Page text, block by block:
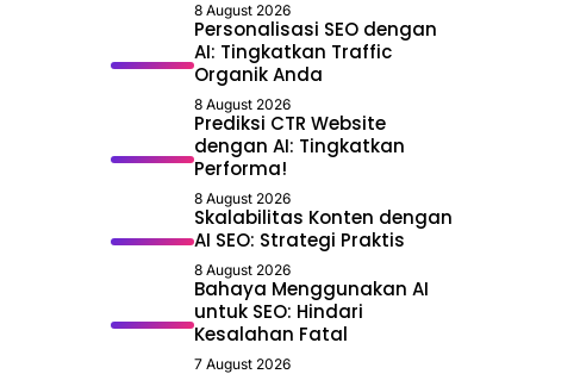
8 August 2026
Personalisasi SEO dengan
AI: Tingkatkan Traffic
Organik Anda
8 August 2026
Prediksi CTR Website
dengan AI: Tingkatkan
Performa!
8 August 2026
Skalabilitas Konten dengan
AI SEO: Strategi Praktis
8 August 2026
Bahaya Menggunakan AI
untuk SEO: Hindari
Kesalahan Fatal
7 August 2026